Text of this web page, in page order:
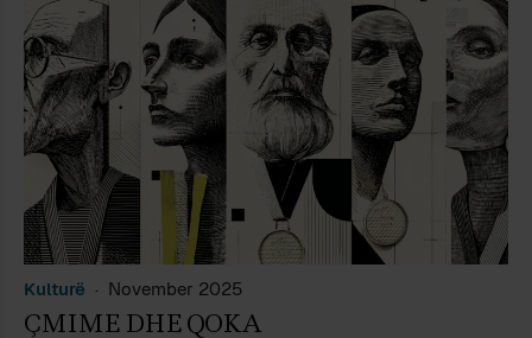
Kulturë November 2025
ÇMIME DHE QOKA